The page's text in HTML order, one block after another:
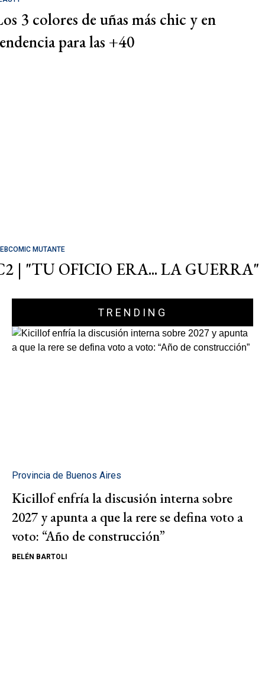
3 colores de uñas más chic y en
para las +40
MUTANTE
| "TU OFICIO ERA... LA GUERRA"
TRENDING
Provincia de Buenos Aires
Kicillof enfría la discusión interna sobre
2027 y apunta a que la rere se defina voto a
voto: “Año de construcción”
BELÉN BARTOLI